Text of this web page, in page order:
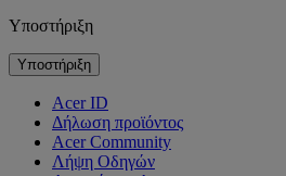
Υποστήριξη
Υποστήριξη
Acer ID
Δήλωση προϊόντος
Acer Community
Λήψη Οδηγών